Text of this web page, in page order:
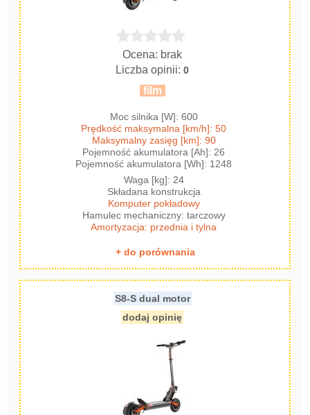
Ocena: brak
Liczba opinii:0
film
Moc silnika [W]: 600
Prędkość maksymalna [km/h]: 50
Maksymalny zasięg [km]: 90
Pojemność akumulatora [Ah]: 26
Pojemność akumulatora [Wh]: 1248
Waga [kg]: 24
Składana konstrukcja
Komputer pokładowy
Hamulec mechaniczny: tarczowy
Amortyzacja: przednia i tylna
+ do porównania
S8-S dual motor
dodaj opinię